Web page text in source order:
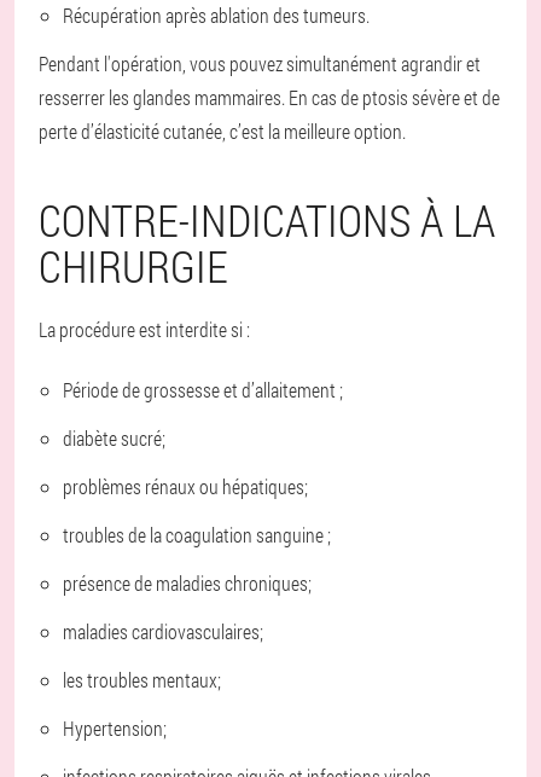
Récupération après ablation des tumeurs.
Pendant l'opération, vous pouvez simultanément agrandir et
resserrer les glandes mammaires. En cas de ptosis sévère et de
perte d’élasticité cutanée, c’est la meilleure option.
CONTRE-INDICATIONS À LA
CHIRURGIE
La procédure est interdite si :
Période de grossesse et d’allaitement ;
diabète sucré;
problèmes rénaux ou hépatiques;
troubles de la coagulation sanguine ;
présence de maladies chroniques;
maladies cardiovasculaires;
les troubles mentaux;
Hypertension;